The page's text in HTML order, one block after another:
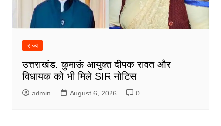
राज्य
उत्तराखंड: कुमाऊं आयुक्त दीपक रावत और
विधायक को भी मिले SIR नोटिस
admin August 6, 2026 0